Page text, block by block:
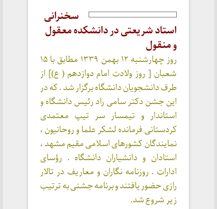
سخنرانی
استاد شریعتی در دانشکده معقول
و منقول
روز چهارشنبه ۱۲ بهمن ۱۳۳۹ مطابق با ۱۵
شعبان [ روز ولادت امام دوازدهم ( ع)] از
طرف دانشجویان دانشگاه برگزار شد . که در
این جشن دکتر سامی راد رئيس دانشگاه و
استاندار و تیمسار سر تیپ معتمدی
کردستانی فرمانده لشکر علما و روحانیون ،
نمایندگان کشورهای اسلامی مقیم مشهد ،
استادان و دانشیاران دانشگاه . رؤسای
ادارات . روزنامه نگاران و معاریف در تالار
رازی حضور یافتند و برنامه جشنی به ترتیب
زیر شروع شد.